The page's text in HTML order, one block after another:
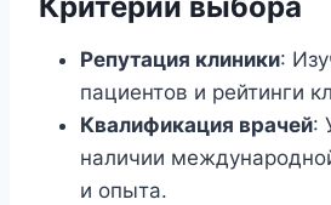
Репутация клиники:
пациентов и рейтинги
Квалификация врачей:
наличии
и опыта.